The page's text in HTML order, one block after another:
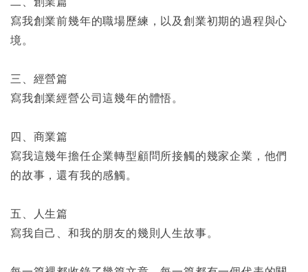
寫我創業前幾年的職場歷練，以及創業初期的過程與心
境。
三、經營篇
寫我創業經營公司這幾年的體悟。
四、商業篇
寫我這幾年擔任企業轉型顧問所接觸的幾家企業，他們
的故事，還有我的感觸。
五、人生篇
寫我自己、和我的朋友的幾則人生故事。